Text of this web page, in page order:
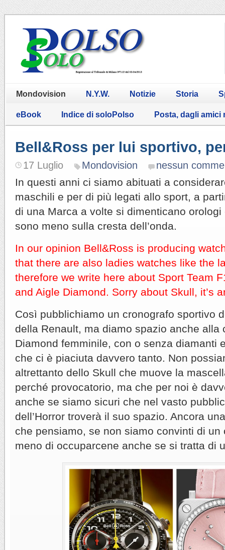
Mondovision N.Y.W. Notizie Storia
eBook Indice di soloPolso Posta, dagli amici
Bell&Ross per lui sportivo,
17 Luglio Mondovision nessun
In questi anni ci siamo abituati a
maschili e per di più legati allo sport, a
di una Marca a volte si dimenticano
sono meno sulla cresta dell’onda.
In our opinion Bell&Ross is producing
that there are also ladies watches like the
therefore we write here about Sport Team
and Aigle Diamond. Sorry about Skull, it’s
Così pubblichiamo un cronografo sportivo
della Renault, ma diamo spazio anche alla
Diamond femminile, con o senza diamanti
che ci è piaciuta davvero tanto. Non
altrettanto dello Skull che muove la
perché provocatorio, ma che per noi è
anche se siamo sicuri che nel vasto
dell’Horror troverà il suo spazio. Ancora
che pensiamo, se non siamo convinti di un
meno di occuparcene anche se si tratta di